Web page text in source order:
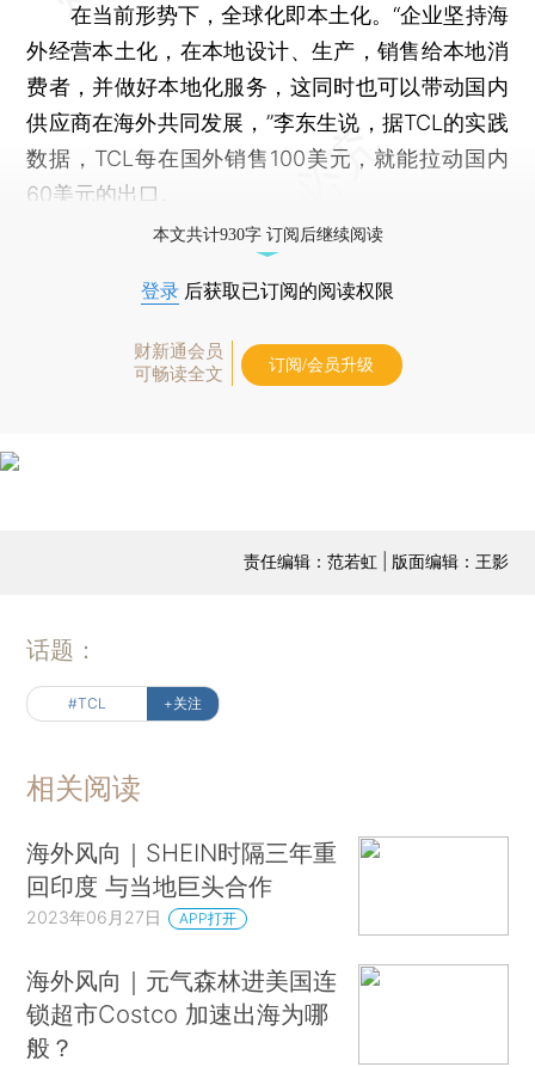
在当前形势下，全球化即本土化。“企业坚持海
外经营本土化，在本地设计、生产，销售给本地消
费者，并做好本地化服务，这同时也可以带动国内
供应商在海外共同发展，”李东生说，据TCL的实践
数据，TCL每在国外销售100美元，就能拉动国内
60美元的出口。
本文共计930字 订阅后继续阅读
登录 后获取已订阅的阅读权限
财新通会员
可畅读全文
订阅/会员升级
责任编辑：范若虹 | 版面编辑：王影
话题：
#TCL +关注
相关阅读
海外风向｜SHEIN时隔三年重
回印度 与当地巨头合作
2023年06月27日 APP打开
海外风向｜元气森林进美国连
锁超市Costco 加速出海为哪
般？